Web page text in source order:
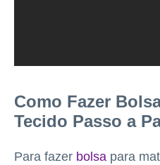
Como Fazer
Tecido Passo a
Para fazer bolsa para